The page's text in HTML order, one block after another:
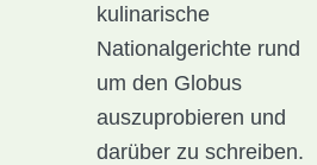
kulinarische
Nationalgerichte rund
um den Globus
auszuprobieren und
darüber zu schreiben.